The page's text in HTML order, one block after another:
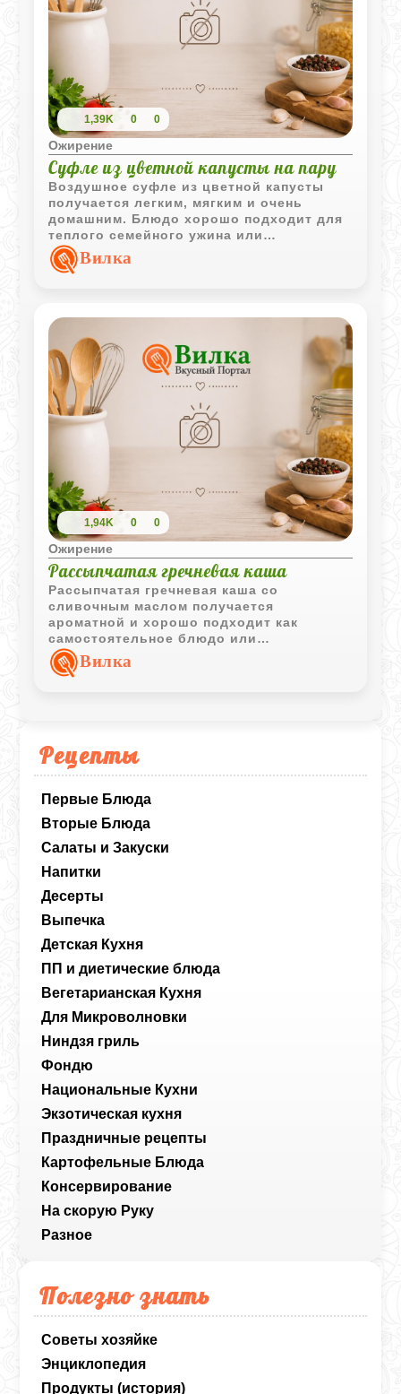
Рецепты
Первые Блюда
Вторые Блюда
Салаты и Закуски
Напитки
Десерты
Выпечка
Детская Кухня
ПП и диетические блюда
Вегетарианская Кухня
Для Микроволновки
Ниндзя гриль
Фондю
Национальные Кухни
Экзотическая кухня
Праздничные рецепты
Картофельные Блюда
Консервирование
На скорую Руку
Разное
Полезно знать
Советы хозяйке
Энциклопедия
Продукты (история)
1,39K 0 0
Ожирение
Суфле из цветной капусты на пару
Воздушное суфле из цветной капусты
получается легким, мягким и очень
домашним. Блюдо хорошо подходит для
теплого семейного ужина или
диетического меню.
Вилка
1,94K 0 0
Ожирение
Рассыпчатая гречневая каша
Рассыпчатая гречневая каша со
сливочным маслом получается
ароматной и хорошо подходит как
самостоятельное блюдо или
универсальный гарнир.
Вилка